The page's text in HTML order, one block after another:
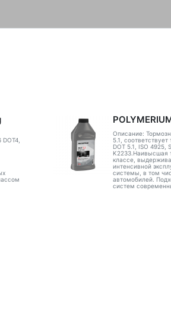
Описание:
5.1,
DOT 5.1, ISO 4925,
K2233.Наивысшая
классе,
интенсивной
системы, в том
автомобилей.
систем